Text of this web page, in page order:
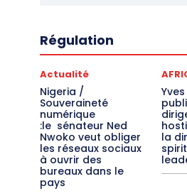
Régulation
Actualité
Nigeria /
Souveraineté
numérique
:le sénateur Ned
Nwoko veut obliger
les réseaux sociaux
à ouvrir des
bureaux dans le
pays
la